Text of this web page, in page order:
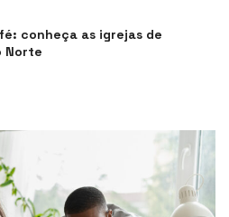
conheça as igrejas de
Norte